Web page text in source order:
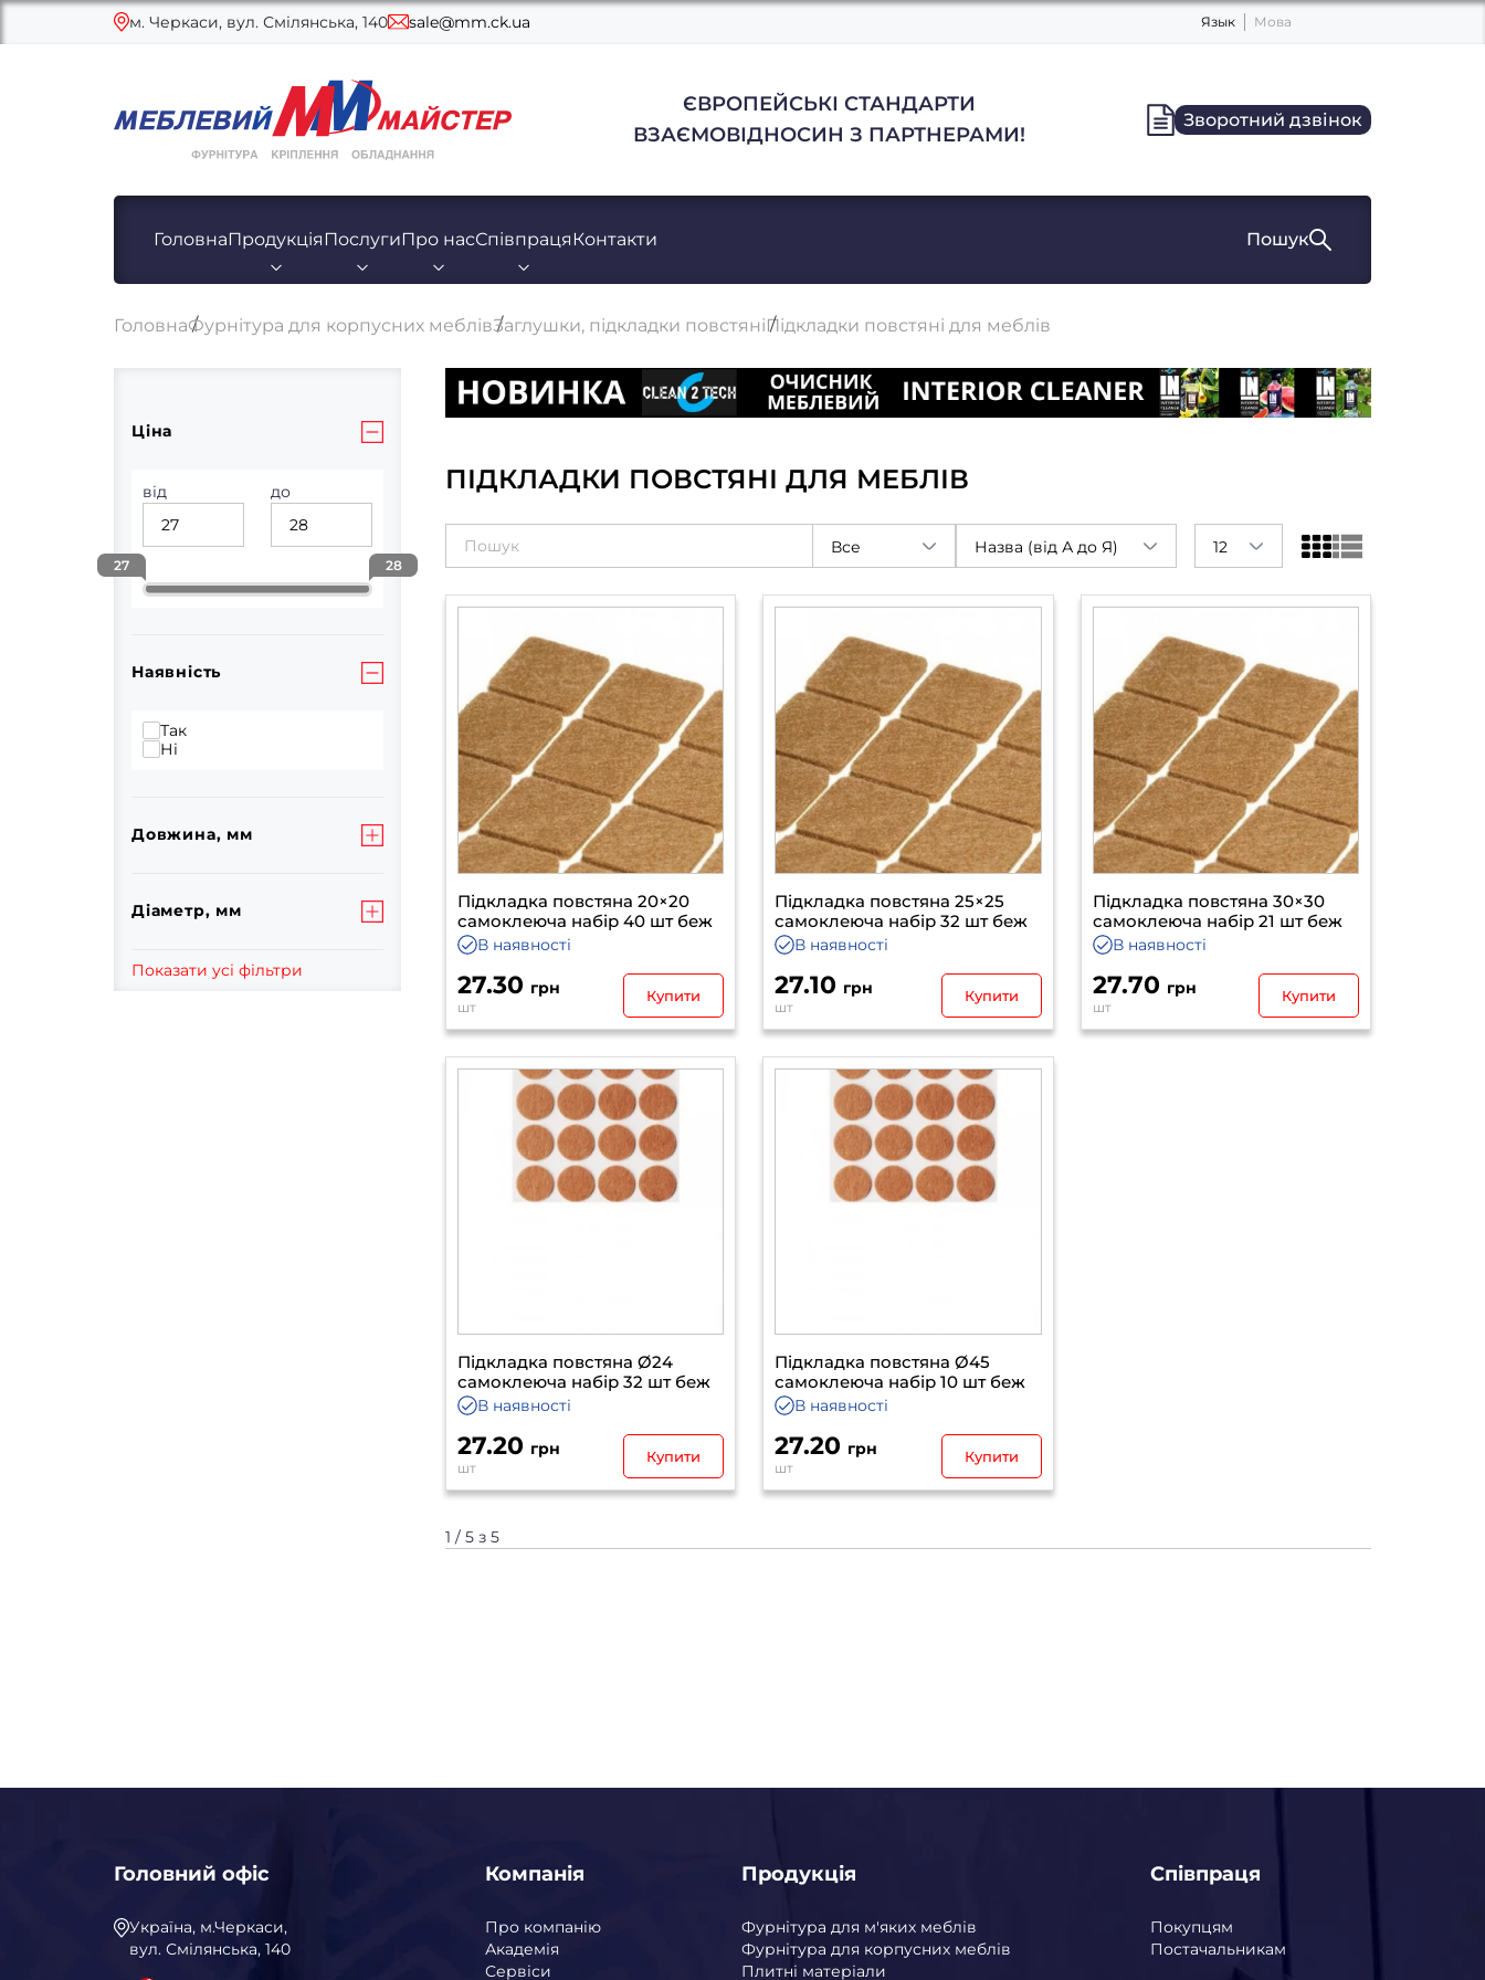
м. Черкаси, вул. Смілянська, 140 sale@mm.ck.ua Язык Мова
ЄВРОПЕЙСЬКІ СТАНДАРТИ
ВЗАЄМОВІДНОСИН З ПАРТНЕРАМИ!
Зворотний дзвінок
ГоловнаПродукція ПослугиПро насСпівпраця Контакти Пошук
ГоловнаФурнітура для корпусних меблівЗаглушки, підкладки повстяніПідкладки повстяні для меблів
Ціна
від до
27 28
Наявність
Так
Ні
Довжина, мм
Діаметр, мм
Показати усі фільтри
ПІДКЛАДКИ ПОВСТЯНІ ДЛЯ МЕБЛІВ
Все Назва (від А до Я) 12
Підкладка повстяна 20×20
самоклеюча набір 40 шт беж
В наявності
27.30 грн
шт
Купити
Підкладка повстяна 25×25
самоклеюча набір 32 шт беж
В наявності
27.10 грн
шт
Купити
Підкладка повстяна 30×30
самоклеюча набір 21 шт беж
В наявності
27.70 грн
шт
Купити
Підкладка повстяна Ø24
самоклеюча набір 32 шт беж
В наявності
27.20 грн
шт
Купити
Підкладка повстяна Ø45
самоклеюча набір 10 шт беж
В наявності
27.20 грн
шт
Купити
1 / 5 з 5
Головний офіс
Україна, м.Черкаси,
вул. Смілянська, 140
Компанія
Про компанію
Академія
Сервіси
Продукція
Фурнітура для м'яких меблів
Фурнітура для корпусних меблів
Плитні матеріали
Співпраця
Покупцям
Постачальникам